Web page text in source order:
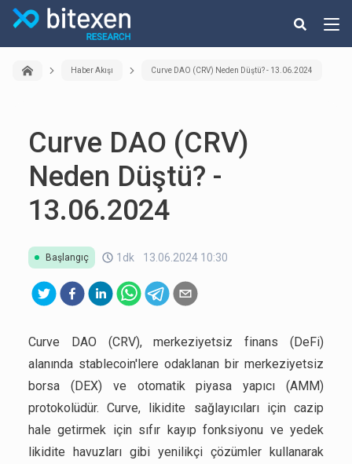
Haber Akışı Curve DAO (CRV) Neden Düştü? - 13.06.2024
Curve DAO (CRV)
Neden Düştü? -
13.06.2024
Başlangıç 1dk 13.06.2024 10:30
Curve DAO (CRV), merkeziyetsiz finans (DeFi)
alanında stablecoin'lere odaklanan bir merkeziyetsiz
borsa (DEX) ve otomatik piyasa yapıcı (AMM)
protokolüdür. Curve, likidite sağlayıcıları için cazip
hale getirmek için sıfır kayıp fonksiyonu ve yedek
likidite havuzları gibi yenilikçi çözümler kullanarak